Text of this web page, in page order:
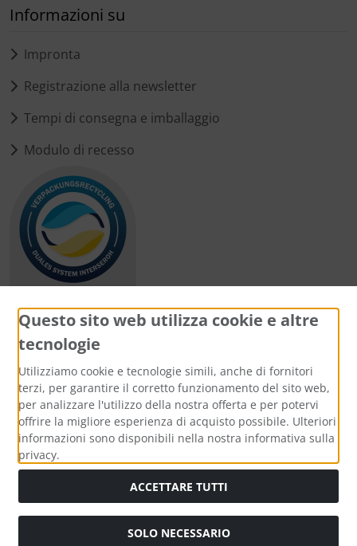
Informazioni su
Impronta
Registrazione alla newsletter
Tempi di consegna e imballaggio
Modulo di recesso
Metodi di pagamento
Media sociali
Modulo di recesso
Questo sito web utilizza cookie e altre
tecnologie
Utilizziamo cookie e tecnologie simili, anche di fornitori
terzi, per garantire il corretto funzionamento del sito web,
per analizzare l'utilizzo della nostra offerta e per potervi
offrire la migliore esperienza di acquisto possibile. Ulteriori
informazioni sono disponibili nella nostra informativa sulla
privacy.
ACCETTARE TUTTI
SOLO NECESSARIO